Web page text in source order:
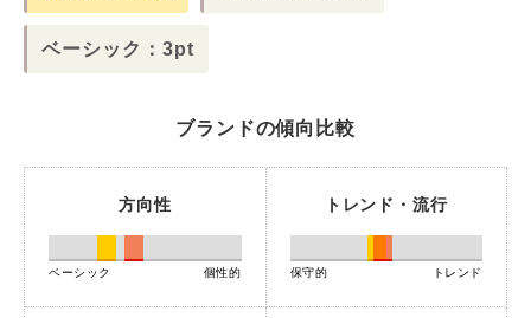
ベーシック：3pt
ブランドの傾向比較
方向性
ベーシック 個性的
トレンド・流行
保守的 トレンド